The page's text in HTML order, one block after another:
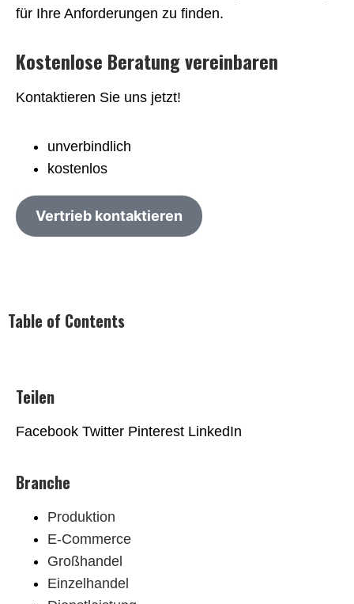
für Ihre Anforderungen zu finden.
Kostenlose Beratung vereinbaren
Kontaktieren Sie uns jetzt!
unverbindlich
kostenlos
Vertrieb kontaktieren
Table of Contents
Teilen
Facebook Twitter Pinterest LinkedIn
Branche
Produktion
E-Commerce
Großhandel
Einzelhandel